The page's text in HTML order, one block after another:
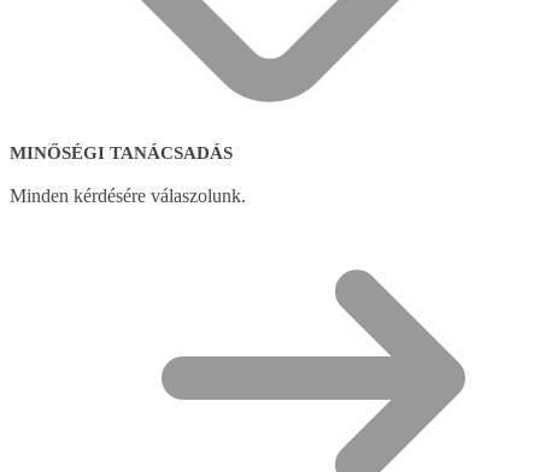
MINŐSÉGI TANÁCSADÁS
Minden kérdésére válaszolunk.